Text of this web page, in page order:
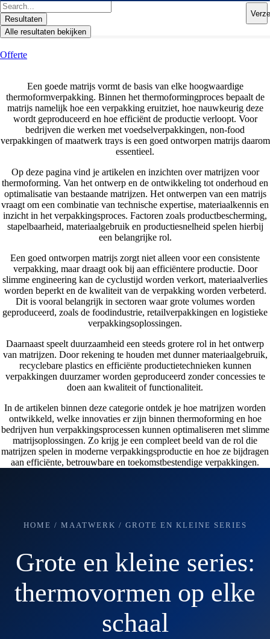
Ga
naar
de
inhoud
Search
...Resultaten
Alle resultaten bekijken
Offerte
Een goede matrijs vormt de basis van elke hoogwaardige
thermoformverpakking. Binnen het thermoformingproces bepaalt de
matrijs namelijk hoe een verpakking eruitziet, hoe nauwkeurig deze
wordt geproduceerd en hoe efficiënt de productie verloopt. Voor
bedrijven die werken met voedselverpakkingen, non-food
verpakkingen of maatwerk trays is een goed ontworpen matrijs daarom
essentieel.
Op deze pagina vind je artikelen en inzichten over matrijzen voor
thermoforming. Van het ontwerp en de ontwikkeling tot onderhoud en
optimalisatie van bestaande matrijzen. Het ontwerpen van een matrijs
vraagt om een combinatie van technische expertise, materiaalkennis en
inzicht in het verpakkingsproces. Factoren zoals productbescherming,
stapelbaarheid, materiaalgebruik en productiesnelheid spelen hierbij
een belangrijke rol.
Een goed ontworpen matrijs zorgt niet alleen voor een consistente
verpakking, maar draagt ook bij aan efficiëntere productie. Door
slimme engineering kan de cyclustijd worden verkort, materiaalverlies
worden beperkt en de kwaliteit van de verpakking worden verbeterd.
Dit is vooral belangrijk in sectoren waar grote volumes worden
geproduceerd, zoals de foodindustrie, retailverpakkingen en logistieke
verpakkingsoplossingen.
Daarnaast speelt duurzaamheid een steeds grotere rol in het ontwerp
van matrijzen. Door rekening te houden met dunner materiaalgebruik,
recyclebare plastics en efficiënte productietechnieken kunnen
verpakkingen duurzamer worden geproduceerd zonder concessies te
doen aan kwaliteit of functionaliteit.
In de artikelen binnen deze categorie ontdek je hoe matrijzen worden
ontwikkeld, welke innovaties er zijn binnen thermoforming en hoe
bedrijven hun verpakkingsprocessen kunnen optimaliseren met slimme
matrijsoplossingen. Zo krijg je een compleet beeld van de rol die
matrijzen spelen in moderne verpakkingsproductie en hoe ze bijdragen
aan efficiënte, betrouwbare en toekomstbestendige verpakkingen.
HOME / MAATWERK / GROTE EN KLEINE SERIES
Grote en kleine series:
thermovormen op elke
schaal